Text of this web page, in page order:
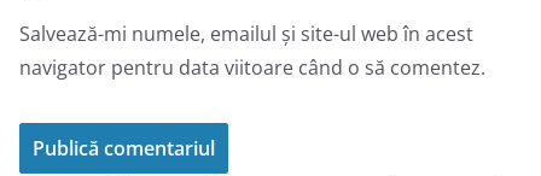
Salvează-mi numele, emailul și site-ul web în acest
navigator pentru data viitoare când o să comentez.